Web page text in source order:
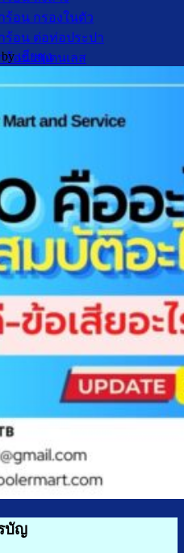
ร้อน กรองในตัว
ร้อน ต่อท่อประปา
ร้อน สแตนเลส
byเฮียชุง
บัญ